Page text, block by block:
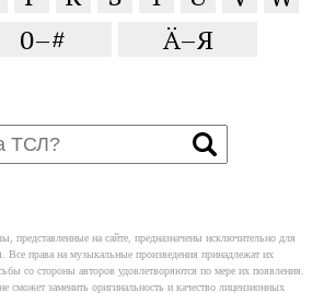
0–# Ä–Я
представленные на сайте, предназначены исключительно для
Все права на музыкальные произведения принадлежат их
со стороны авторов удовлетворяются по мере их появления.
сможет заменить оригинальность и качество лицензионных